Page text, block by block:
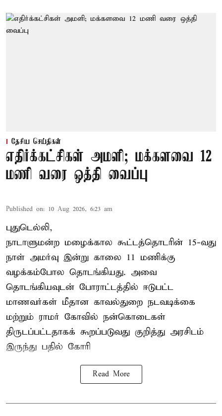
தேசிய செய்திகள்
எதிர்க்கட்சிகள் அமளி; மக்களவை 12
மணி வரை ஒத்தி வைப்பு
Published on: 10 Aug 2026, 6:23 am
புதுடெல்லி,
நாடாளுமன்ற மழைக்கால கூட்டத்தொடரின் 15-வது
நாள் அமர்வு இன்று காலை 11 மணிக்கு
வழக்கம்போல தொடங்கியது. அவை
தொடங்கியவுடன் போராட்டத்தில் ஈடுபட்ட
மாணவர்கள் மீதான காவல்துறை நடவடிக்கை
மற்றும் ராமர் கோவில் நன்கொடைகள்
திருடப்பட்டதாகக் கூறப்படுவது குறித்து அரசிடம்
இருந்து பதில் கோரி
Read More